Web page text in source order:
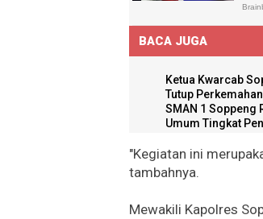
BACA JUGA
Ketua Kwarcab
Tutup
SMAN 1 Soppeng
Umum Tingkat
"Kegiatan ini
tambahnya.
Mewakili Kapolres